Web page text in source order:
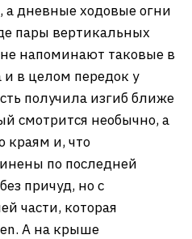
а дневные ходовые огни
пары вертикальных
напоминают таковые в
и в целом передок у
получила изгиб ближе
смотрится необычно, а
краям и, что
по последней
причуд, но с
части, которая
А на крыше